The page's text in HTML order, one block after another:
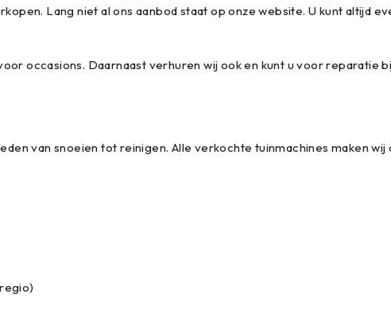
Lang niet al ons aanbod staat op onze website. U kunt altijd
occasions. Daarnaast verhuren wij ook en kunt u voor reparatie
van snoeien tot reinigen. Alle verkochte tuinmachines maken